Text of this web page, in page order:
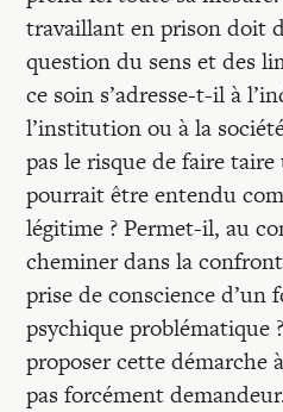
travaillant en prison doit
question du sens et des
ce soin s’adresse-t-il à
l’institution ou à la
pas le risque de faire
pourrait être entendu
légitime ? Permet-il, au
cheminer dans la
prise de conscience
psychique problématique
proposer cette démarche
pas forcément